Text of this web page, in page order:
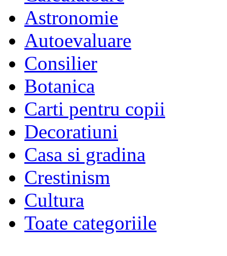
Astronomie
Autoevaluare
Consilier
Botanica
Carti pentru copii
Decoratiuni
Casa si gradina
Crestinism
Cultura
Toate categoriile